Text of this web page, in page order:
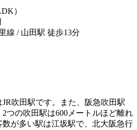
）
線 / 山田駅 徒歩13分
JR吹田駅です。また、阪急吹田駅
つの吹田駅は600メートルほど離れ
が多い駅は江坂駅で、北大阪急行